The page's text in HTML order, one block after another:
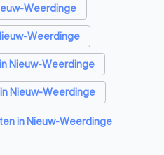
Weerdinge
Weerdinge
Nieuw-Weerdinge
Nieuw-Weerdinge
Weerdinge
in Nieuw-Weerdinge